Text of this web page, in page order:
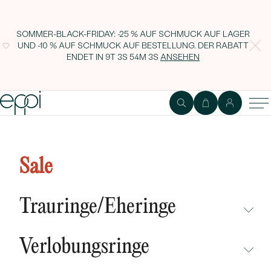
SOMMER-BLACK-FRIDAY: -25 % AUF SCHMUCK AUF LAGER
UND -10 % AUF SCHMUCK AUF BESTELLUNG. DER RABATT
ENDET IN 9T 3S 54M 2SANSEHEN
Sale
Trauringe/Eheringe
NEUHEITEN
Verlobungsringe
weißen Diamanten Doris